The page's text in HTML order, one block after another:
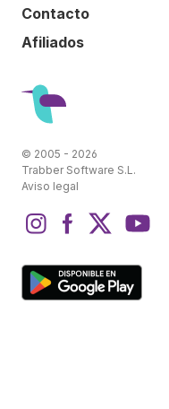
Contacto
Afiliados
© 2005 - 2026
Trabber Software S.L.
Aviso legal